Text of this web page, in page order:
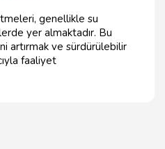
genellikle su
yer almaktadır. Bu
artırmak ve sürdürülebilir
faaliyet